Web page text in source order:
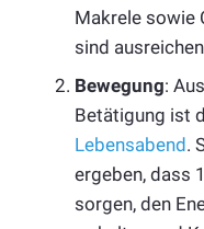
Makrele sowie
sind
Bewegung:
Betätigung ist
Lebensabend.
ergeben, dass
sorgen, den